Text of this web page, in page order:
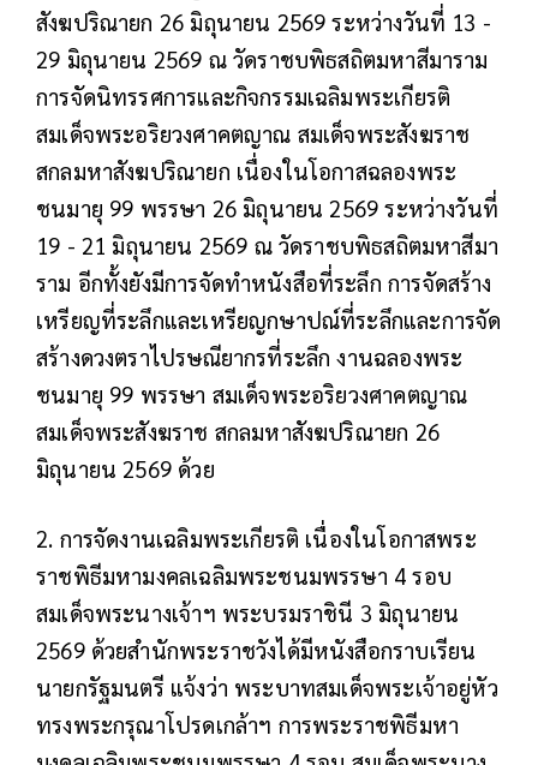
สังฆปริณายก 26 มิถุนายน 2569 ระหว่างวันที่ 13 -
29 มิถุนายน 2569 ณ วัดราชบพิธสถิตมหาสีมาราม
การจัดนิทรรศการและกิจกรรมเฉลิมพระเกียรติ
สมเด็จพระอริยวงศาคตญาณ สมเด็จพระสังฆราช
สกลมหาสังฆปริณายก เนื่องในโอกาสฉลองพระ
ชนมายุ 99 พรรษา 26 มิถุนายน 2569 ระหว่างวันที่
19 - 21 มิถุนายน 2569 ณ วัดราชบพิธสถิตมหาสีมา
ราม อีกทั้งยังมีการจัดทำหนังสือที่ระลึก การจัดสร้าง
เหรียญที่ระลึกและเหรียญกษาปณ์ที่ระลึกและการจัด
สร้างดวงตราไปรษณียากรที่ระลึก งานฉลองพระ
ชนมายุ 99 พรรษา สมเด็จพระอริยวงศาคตญาณ
สมเด็จพระสังฆราช สกลมหาสังฆปริณายก 26
มิถุนายน 2569 ด้วย
2. การจัดงานเฉลิมพระเกียรติ เนื่องในโอกาสพระ
ราชพิธีมหามงคลเฉลิมพระชนมพรรษา 4 รอบ
สมเด็จพระนางเจ้าฯ พระบรมราชินี 3 มิถุนายน
2569 ด้วยสำนักพระราชวังได้มีหนังสือกราบเรียน
นายกรัฐมนตรี แจ้งว่า พระบาทสมเด็จพระเจ้าอยู่หัว
ทรงพระกรุณาโปรดเกล้าฯ การพระราชพิธีมหา